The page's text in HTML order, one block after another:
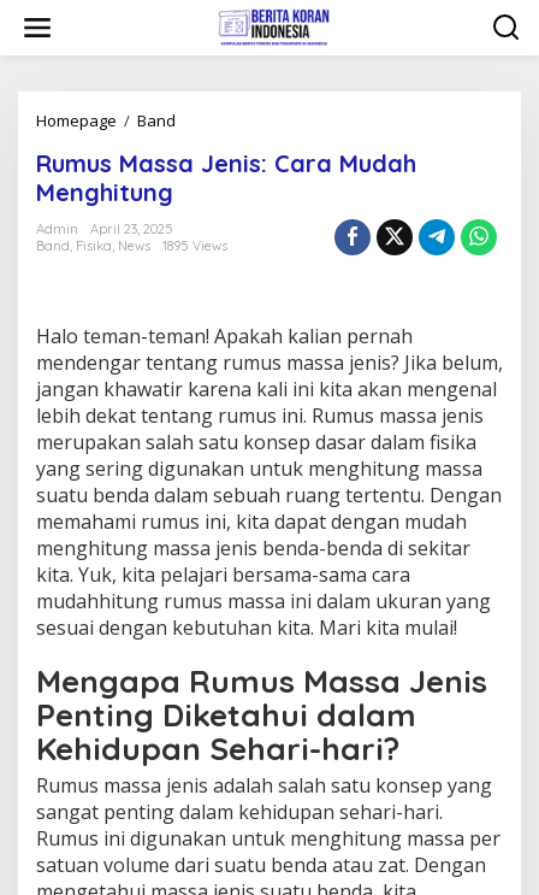
content
Homepage / Band
Jenis:
Rumus Massa Jenis: Cara Mudah
Menghitung
Admin
April 23, 2025
Band, Fisika, News 1895 Views
Halo teman-teman! Apakah kalian pernah
mendengar tentang rumus massa jenis? Jika belum,
jangan khawatir karena kali ini kita akan mengenal
lebih dekat tentang rumus ini. Rumus massa jenis
merupakan salah satu konsep dasar dalam fisika
yang sering digunakan untuk menghitung massa
suatu benda dalam sebuah ruang tertentu. Dengan
memahami rumus ini, kita dapat dengan mudah
menghitung massa jenis benda-benda di sekitar
kita. Yuk, kita pelajari bersama-sama cara
mudahhitung rumus massa ini dalam ukuran yang
sesuai dengan kebutuhan kita. Mari kita mulai!
Mengapa Rumus Massa Jenis
Penting Diketahui dalam
Kehidupan Sehari-hari?
Rumus massa jenis adalah salah satu konsep yang
sangat penting dalam kehidupan sehari-hari.
Rumus ini digunakan untuk menghitung massa per
satuan volume dari suatu benda atau zat. Dengan